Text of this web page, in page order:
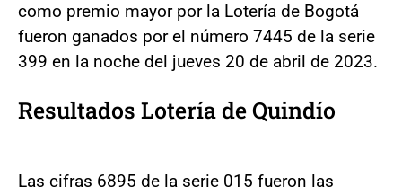
como premio mayor por la Lotería de Bogotá
fueron ganados por el número 7445 de la serie
399 en la noche del jueves 20 de abril de 2023.
Resultados Lotería de Quindío
Las cifras 6895 de la serie 015 fueron las